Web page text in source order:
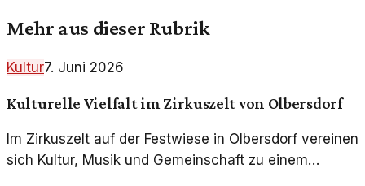
Mehr aus dieser Rubrik
Kultur7. Juni 2026
Kulturelle Vielfalt im Zirkuszelt von Olbersdorf
Im Zirkuszelt auf der Festwiese in Olbersdorf vereinen
sich Kultur, Musik und Gemeinschaft zu einem